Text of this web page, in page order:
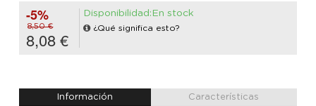
-5%
8,50 €
8,08 €
Disponibilidad:En stock
¿Qué significa esto?
Información Características